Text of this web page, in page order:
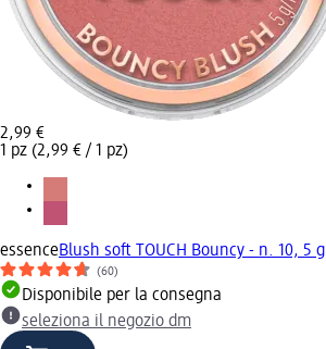
2,99 €
1 pz (2,99 € / 1 pz)
essenceBlush soft TOUCH Bouncy - n. 10, 5 g
(60)
Disponibile per la consegna
seleziona il negozio dm